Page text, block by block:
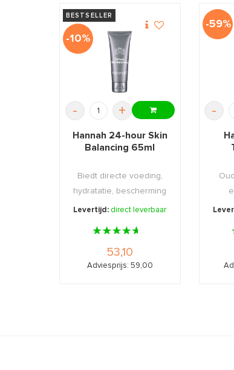
BESTSELLER
-10%
- +
Hannah 24-hour Skin
Balancing 65ml
Biedt directe voeding,
hydratatie, bescherming
en comfort.
Levertijd: direct leverbaar
53,10
Adviesprijs: 59,00
-59%
-